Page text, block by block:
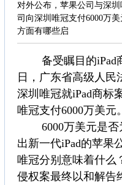
对外公布，苹果公司与深
司向深圳唯冠支付6000万
方面有哪些启
备受瞩目的iPad商
日，广东省高级人
深圳唯冠就iPad商标
唯冠支付6000万美元。
6000万美元是否
出新一代iPad的苹果
唯冠分别意味着什么
侵权案最终以和解告